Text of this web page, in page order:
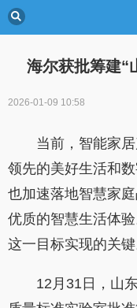
海尔获批筹建“
2026-01-09 10:58
当前，智能家
领先的美好生活和
也加速落地智慧家
优质的智慧生活体
这一目标实现的关键
12月31日，山